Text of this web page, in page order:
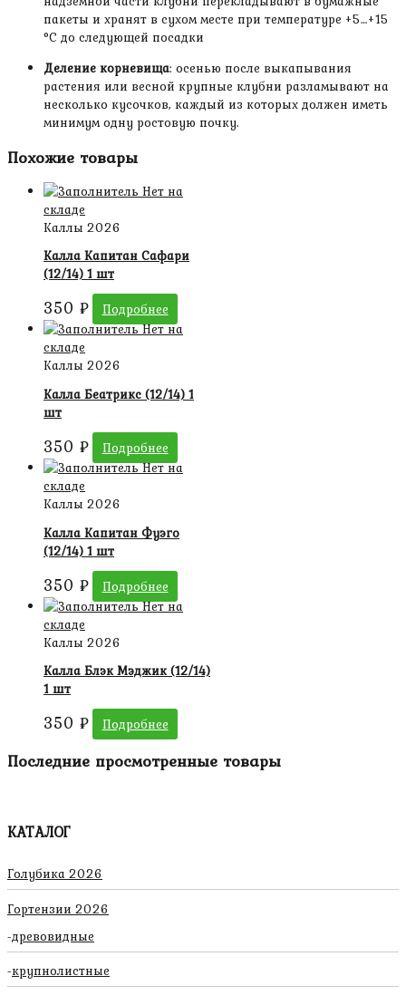
КАТАЛОГ
Голубика 2026
Гортензии 2026
древовидные
крупнолистные
пакеты и хранят в сухом месте при температуре +5…+15
°С до следующей посадки
Деление корневища: осенью после выкапывания
растения или весной крупные клубни разламывают на
несколько кусочков, каждый из которых должен иметь
минимум одну ростовую почку.
Похожие товары
Нет на
складе
Каллы 2026
Калла Капитан Сафари
(12/14) 1 шт
350 ₽
Подробнее
Нет на
складе
Каллы 2026
Калла Беатрикс (12/14) 1
шт
350 ₽
Подробнее
Нет на
складе
Каллы 2026
Калла Капитан Фуэго
(12/14) 1 шт
350 ₽
Подробнее
Нет на
складе
Каллы 2026
Калла Блэк Мэджик (12/14)
1 шт
350 ₽ Подробнее
Последние просмотренные товары